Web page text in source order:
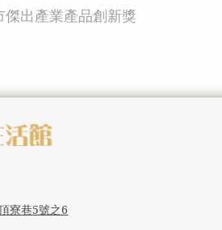
出產業產品創新獎
寮巷5號之6